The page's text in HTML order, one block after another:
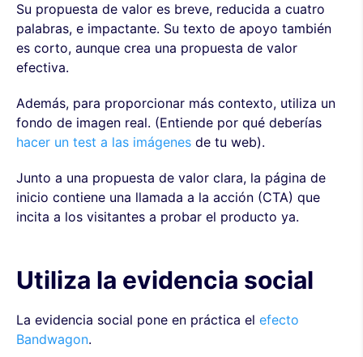
Su propuesta de valor es breve, reducida a cuatro
palabras, e impactante. Su texto de apoyo también
es corto, aunque crea una propuesta de valor
efectiva.
Además, para proporcionar más contexto, utiliza un
fondo de imagen real. (Entiende por qué deberías
hacer un test a las imágenes de tu web).
Junto a una propuesta de valor clara, la página de
inicio contiene una llamada a la acción (CTA) que
incita a los visitantes a probar el producto ya.
Utiliza la evidencia social
La evidencia social pone en práctica el efecto
Bandwagon.